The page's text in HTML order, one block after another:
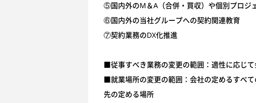
⑤国内外のM＆A（合併・買収）や個別プロジ
⑥国内外の当社グループへの契約関連教育
⑦契約業務のDX化推進
■従事すべき業務の変更の範囲：適性に応じ
■就業場所の変更の範囲：会社の定めるすべ
先の定める場所